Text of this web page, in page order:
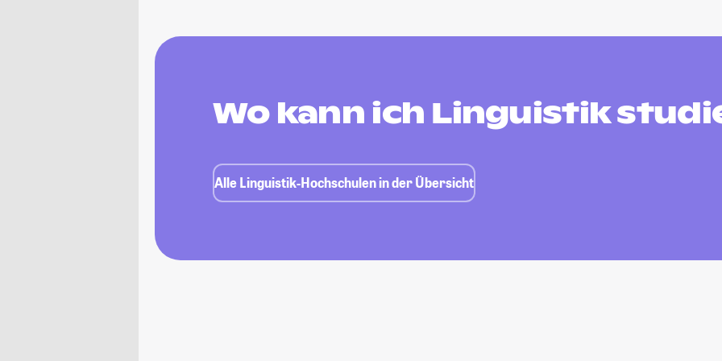
Wo kann ich Linguistik
Alle Linguistik-Hochschulen in der Übersicht